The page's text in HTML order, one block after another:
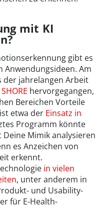
mit KI
gibt es
Anwendungsideen. Am
jahrelangen Arbeit
SHORE hervorgegangen,
Bereichen Vorteile
etwa der Einsatz in
Programm könnte
Mimik analysieren
es Anzeichen von
erkennt.
in vielen
, unter anderem in
und Usability-
für E-Health-